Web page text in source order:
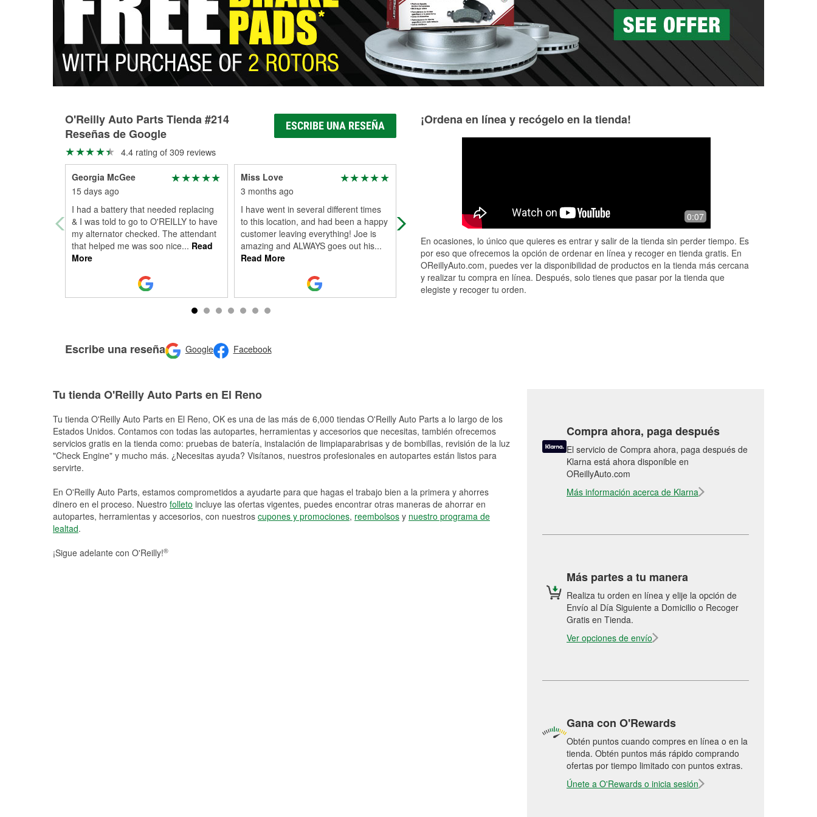
O'Reilly Auto Parts Tienda #214
Reseñas de Google
ESCRIBE UNA RESEÑA
4.4 rating of 309 reviews
Georgia McGee
15 days ago
I had a battery that needed replacing
& I was told to go to O'REILLY to have
my alternator checked. The attendant
that helped me was soo nice... Read
More
Miss Love
3 months ago
I have went in several different times
to this location, and had been a happy
customer leaving everything! Joe is
amazing and ALWAYS goes out his...
Read More
Best help I ever have gotten at
Excellent service and trouble shooting
Escribe una reseña Google Facebook
¡Ordena en línea y recógelo en la tienda!
0:07
En ocasiones, lo único que quieres es entrar y salir de la tienda sin perder tiempo. Es
por eso que ofrecemos la opción de ordenar en línea y recoger en tienda gratis. En
OReillyAuto.com, puedes ver la disponibilidad de productos en la tienda más cercana
y realizar tu compra en línea. Después, solo tienes que pasar por la tienda que
elegiste y recoger tu orden.
Tu tienda O'Reilly Auto Parts en El Reno
Tu tienda O'Reilly Auto Parts en El Reno, OK es una de las más de 6,000 tiendas O'Reilly Auto Parts a lo largo de los
Estados Unidos. Contamos con todas las autopartes, herramientas y accesorios que necesitas, también ofrecemos
servicios gratis en la tienda como: pruebas de batería, instalación de limpiaparabrisas y de bombillas, revisión de la luz
"Check Engine" y mucho más. ¿Necesitas ayuda? Visítanos, nuestros profesionales en autopartes están listos para
servirte.
En O'Reilly Auto Parts, estamos comprometidos a ayudarte para que hagas el trabajo bien a la primera y ahorres
dinero en el proceso. Nuestro folleto incluye las ofertas vigentes, puedes encontrar otras maneras de ahorrar en
autopartes, herramientas y accesorios, con nuestros cupones y promociones, reembolsos y nuestro programa de
lealtad.
¡Sigue adelante con O'Reilly!®
Compra ahora, paga después
El servicio de Compra ahora, paga después de
Klarna está ahora disponible en
OReillyAuto.com
Más información acerca de Klarna
Más partes a tu manera
Realiza tu orden en línea y elije la opción de
Envío al Día Siguiente a Domicilio o Recoger
Gratis en Tienda.
Ver opciones de envío
Gana con O'Rewards
Obtén puntos cuando compres en línea o en la
tienda. Obtén puntos más rápido comprando
ofertas por tiempo limitado con puntos extras.
Únete a O'Rewards o inicia sesión